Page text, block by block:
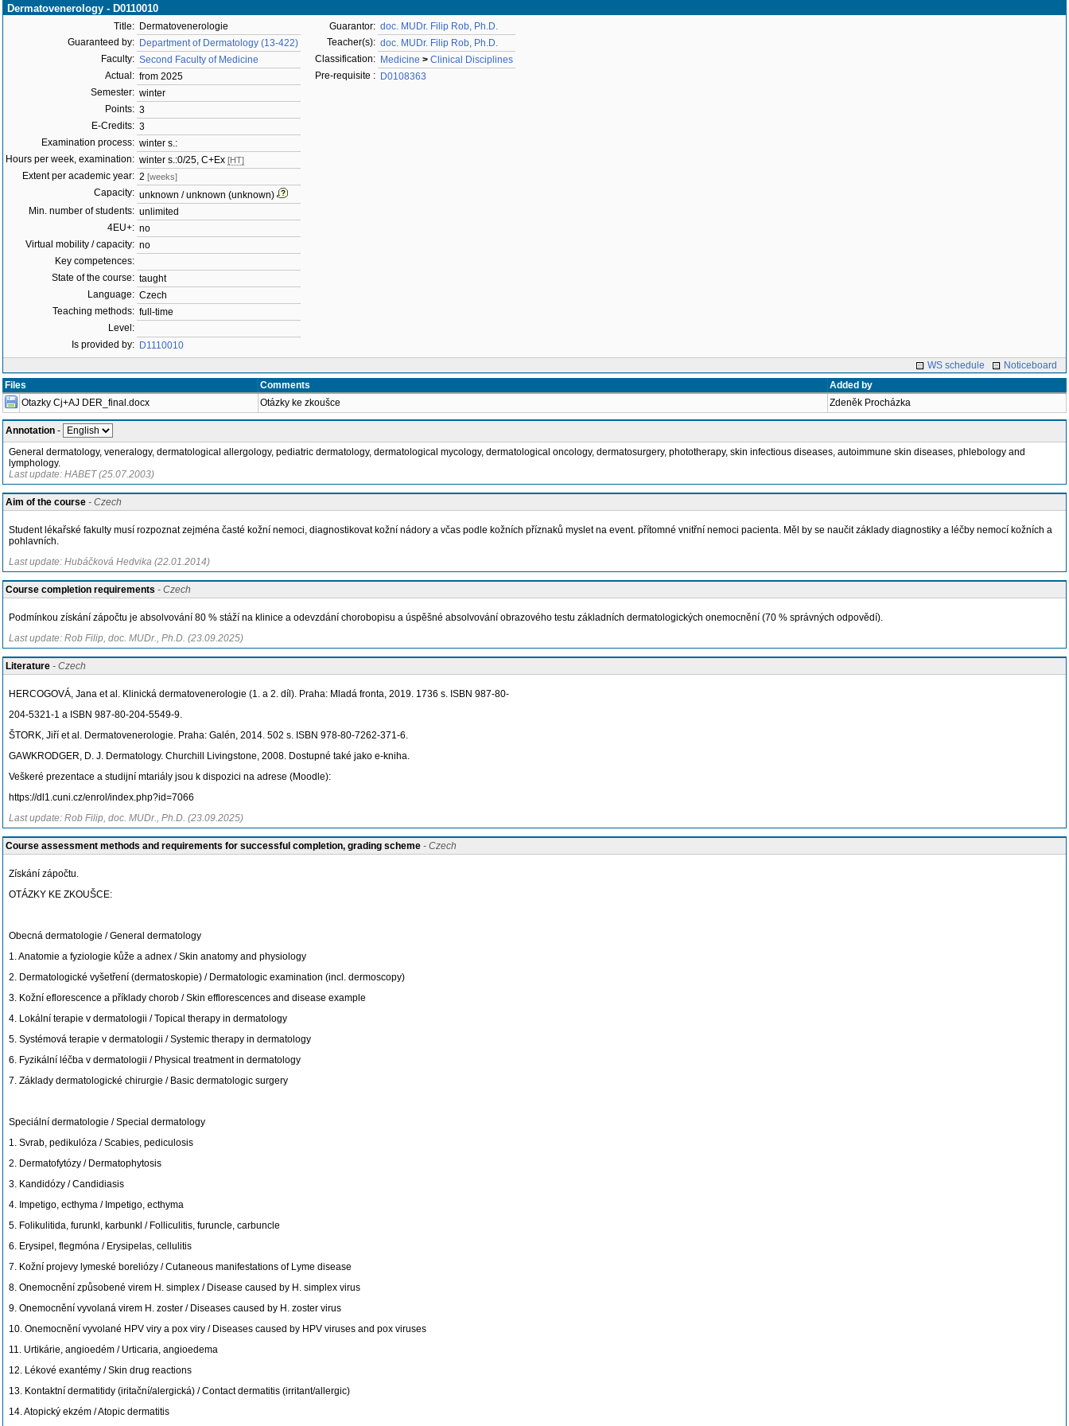
Dermatovenerology - D0110010
Title: Dermatovenerologie
Guaranteed by: Department of Dermatology (13-422)
Faculty: Second Faculty of Medicine
Actual: from 2025
Semester: winter
Points: 3
E-Credits: 3
Examination process: winter s.:
Hours per week, examination: winter s.:0/25, C+Ex [HT]
Extent per academic year: 2 [weeks]
Capacity: unknown / unknown (unknown)
Min. number of students: unlimited
4EU+: no
Virtual mobility / capacity: no
Key competences:
State of the course: taught
Language: Czech
Teaching methods: full-time
Level:
Is provided by: D1110010
Guarantor: doc. MUDr. Filip Rob, Ph.D.
Teacher(s): doc. MUDr. Filip Rob, Ph.D.
Classification: Medicine > Clinical Disciplines
Pre-requisite : D0108363
WS schedule
Noticeboard
Files
Comments
Added by
Otazky Cj+AJ DER_final.docx
Otázky ke zkoušce Zdeněk Procházka
Annotation -
General dermatology, veneralogy, dermatological allergology, pediatric dermatology, dermatological mycology, dermatological oncology, dermatosurgery, phototherapy, skin infectious diseases, autoimmune skin diseases, phlebology and
lymphology.
Last update: HABET (25.07.2003)
Aim of the course - Czech
Student lékařské fakulty musí rozpoznat zejména časté kožní nemoci, diagnostikovat kožní nádory a včas podle kožních příznaků myslet na event. přítomné vnitřní nemoci pacienta. Měl by se naučit základy diagnostiky a léčby nemocí kožních a
pohlavních.
Last update: Hubáčková Hedvika (22.01.2014)
Course completion requirements - Czech
Podmínkou získání zápočtu je absolvování 80 % stáží na klinice a odevzdání chorobopisu a úspěšné absolvování obrazového testu základních dermatologických onemocnění (70 % správných odpovědí).
Last update: Rob Filip, doc. MUDr., Ph.D. (23.09.2025)
Literature - Czech
HERCOGOVÁ, Jana et al. Klinická dermatovenerologie (1. a 2. díl). Praha: Mladá fronta, 2019. 1736 s. ISBN 987-80-
204-5321-1 a ISBN 987-80-204-5549-9.
ŠTORK, Jiří et al. Dermatovenerologie. Praha: Galén, 2014. 502 s. ISBN 978-80-7262-371-6.
GAWKRODGER, D. J. Dermatology. Churchill Livingstone, 2008. Dostupné také jako e-kniha.
Veškeré prezentace a studijní mtariály jsou k dispozici na adrese (Moodle):
https://dl1.cuni.cz/enrol/index.php?id=7066
Last update: Rob Filip, doc. MUDr., Ph.D. (23.09.2025)
Course assessment methods and requirements for successful completion, grading scheme - Czech
Získání zápočtu.
OTÁZKY KE ZKOUŠCE:
Obecná dermatologie / General dermatology
1. Anatomie a fyziologie kůže a adnex / Skin anatomy and physiology
2. Dermatologické vyšetření (dermatoskopie) / Dermatologic examination (incl. dermoscopy)
3. Kožní eflorescence a příklady chorob / Skin efflorescences and disease example
4. Lokální terapie v dermatologii / Topical therapy in dermatology
5. Systémová terapie v dermatologii / Systemic therapy in dermatology
6. Fyzikální léčba v dermatologii / Physical treatment in dermatology
7. Základy dermatologické chirurgie / Basic dermatologic surgery
Speciální dermatologie / Special dermatology
1. Svrab, pedikulóza / Scabies, pediculosis
2. Dermatofytózy / Dermatophytosis
3. Kandidózy / Candidiasis
4. Impetigo, ecthyma / Impetigo, ecthyma
5. Folikulitida, furunkl, karbunkl / Folliculitis, furuncle, carbuncle
6. Erysipel, flegmóna / Erysipelas, cellulitis
7. Kožní projevy lymeské boreliózy / Cutaneous manifestations of Lyme disease
8. Onemocnění způsobené virem H. simplex / Disease caused by H. simplex virus
9. Onemocnění vyvolaná virem H. zoster / Diseases caused by H. zoster virus
10. Onemocnění vyvolané HPV viry a pox viry / Diseases caused by HPV viruses and pox viruses
11. Urtikárie, angioedém / Urticaria, angioedema
12. Lékové exantémy / Skin drug reactions
13. Kontaktní dermatitidy (iritační/alergická) / Contact dermatitis (irritant/allergic)
14. Atopický ekzém / Atopic dermatitis